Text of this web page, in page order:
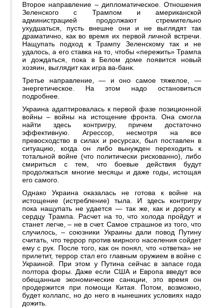
Второе направление – дипломатическое. Отношения
Зеленского с Трампом и американской
администрацией продолжают стремительно
ухудшаться, пусть внешне они и не выглядят так
драматично, как во время их первой личной встречи.
Нащупать подход к Трампу Зеленскому так и не
удалось, а его ставка на то, чтобы «пережить» Трампа
и дождаться, пока в Белом доме появится новый
хозяин, выглядит как игра ва-банк.
Третье направление, — и оно самое тяжелое, —
энергетическое. На этом надо остановиться
подробнее.
Украина адаптировалась к первой фазе позиционной
войны – войны на истощение фронта. Она смогла
найти здесь контригру, причем достаточно
эффективную. Агрессор, несмотря на все
превосходство в силах и ресурсах, был поставлен в
ситуацию, когда он либо вынужден переходить к
тотальной войне (что политически рискованно), либо
смириться с тем, что боевые действия будут
продолжаться многие месяцы и даже годы, истощая
его самого.
Однако Украина оказалась не готова к войне на
истощение (истребление) тыла. И здесь контригру
пока нащупать не удается — так же, как и дорогу к
сердцу Трампа. Расчет на то, что холода пройдут и
станет легче, – не в счет. Самое страшное из того, что
случилось, – союзники Украины дали повод Путину
считать, что террор против мирного населения сойдет
ему с рук. После того, как он понял, что «ответка» не
прилетит, террор стал его главным оружием в войне с
Украиной. При этом у Путина сейчас в запасе года
полтора форы. Даже если США и Европа введут все
обещанные экономические санкции, это время он
продержится при помощи Китая. Потом, возможно,
будет коллапс, но до него в нынешних условиях надо
дожить.